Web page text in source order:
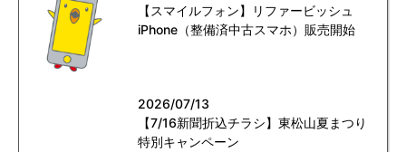
【スマイルフォン】リファービッシュ
iPhone（整備済中古スマホ）販売開始
2026/07/13
【7/16新聞折込チラシ】東松山夏まつり
特別キャンペーン